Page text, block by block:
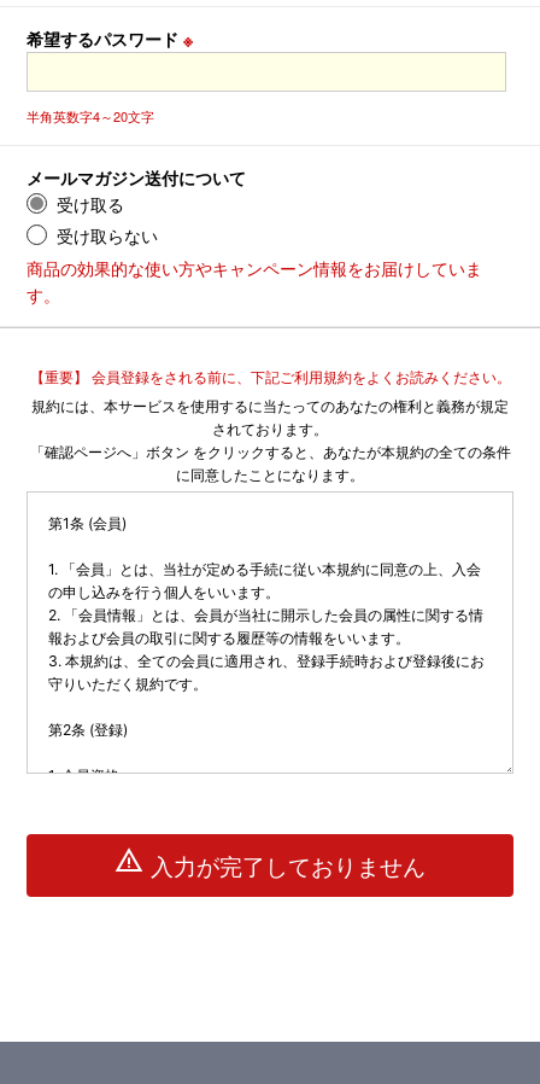
希望するパスワード※
半角英数字4～20文字
メールマガジン送付について
受け取る
受け取らない
商品の効果的な使い方やキャンペーン情報をお届けしていま
す。
【重要】 会員登録をされる前に、下記ご利用規約をよくお読みください。
規約には、本サービスを使用するに当たってのあなたの権利と義務が規定
されております。
「確認ページへ」ボタン をクリックすると、あなたが本規約の全ての条件
に同意したことになります。
warning 入力が完了しておりません